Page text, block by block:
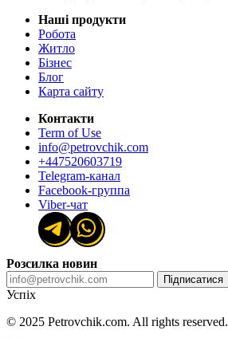
Наші продукти
Робота
Житло
Бізнес
Блог
Карта сайту
Контакти
Term of Use
info@petrovchik.com
+447520603719
Telegram-канал
Facebook-группа
Viber-чат
Розсилка новин
Підписатися
Успіх
© 2025 Petrovchik.com. All rights reserved.